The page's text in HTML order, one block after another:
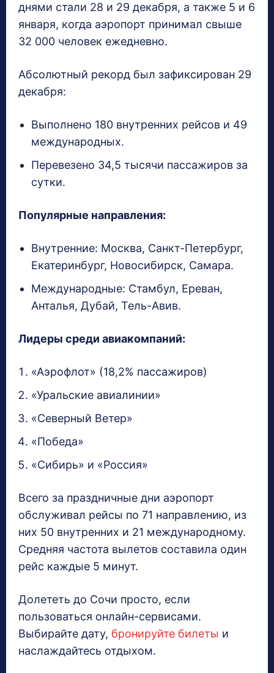
днями стали 28 и 29 декабря, а также 5 и 6
января, когда аэропорт принимал свыше
32 000 человек ежедневно.
Абсолютный рекорд был зафиксирован 29
декабря:
Выполнено 180 внутренних рейсов и 49
международных.
Перевезено 34,5 тысячи пассажиров за
сутки.
Популярные направления:
Внутренние: Москва, Санкт-Петербург,
Екатеринбург, Новосибирск, Самара.
Международные: Стамбул, Ереван,
Анталья, Дубай, Тель-Авив.
Лидеры среди авиакомпаний:
«Аэрофлот» (18,2% пассажиров)
«Уральские авиалинии»
«Северный Ветер»
«Победа»
«Сибирь» и «Россия»
Всего за праздничные дни аэропорт
обслуживал рейсы по 71 направлению, из
них 50 внутренних и 21 международному.
Средняя частота вылетов составила один
рейс каждые 5 минут.
Долететь до Сочи просто, если
пользоваться онлайн-сервисами.
Выбирайте дату, бронируйте билеты и
наслаждайтесь отдыхом.